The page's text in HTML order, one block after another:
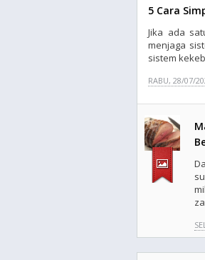
5 Cara
Jika ada
menjaga
sistem
RABU, 28/07/